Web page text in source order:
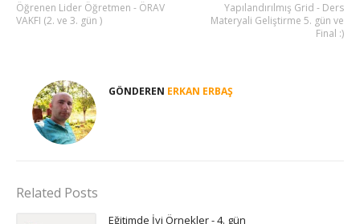
Yapılandırılmış Grid - Ders
Materyali Geliştirme 5. gün ve
Final :)
Öğrenen Lider Öğretmen - ÖRAV
VAKFI (2. ve 3. gün )
GÖNDEREN ERKAN ERBAŞ
Related Posts
Eğitimde İyi Örnekler - 4. gün